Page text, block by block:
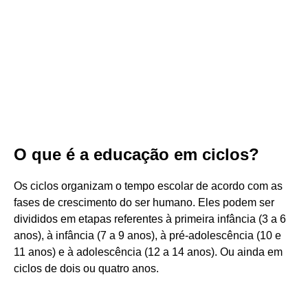
O que é a educação em ciclos?
Os ciclos organizam o tempo escolar de acordo com as
fases de crescimento do ser humano. Eles podem ser
divididos em etapas referentes à primeira infância (3 a 6
anos), à infância (7 a 9 anos), à pré-adolescência (10 e
11 anos) e à adolescência (12 a 14 anos). Ou ainda em
ciclos de dois ou quatro anos.